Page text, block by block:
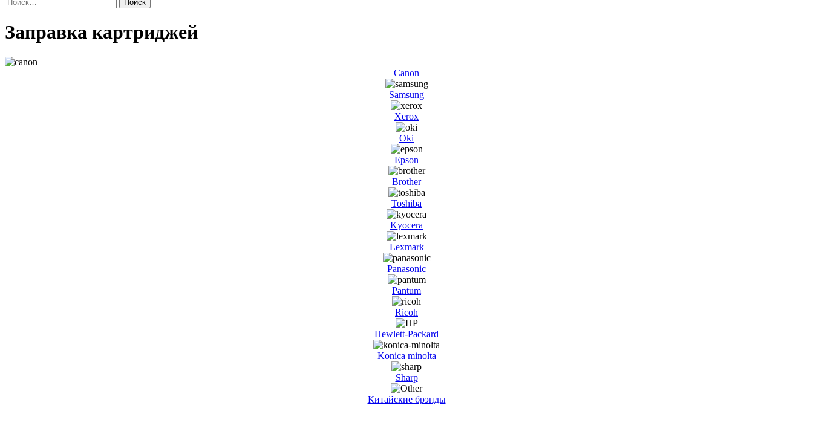
Заправка
картриджей
Заправка картриджей
Canon
Samsung
Xerox
Oki
Epson
Brother
Toshiba
Kyocera
Lexmark
Panasonic
Pantum
Ricoh
Hewlett-Packard
Konica minolta
Sharp
Китайские брэнды